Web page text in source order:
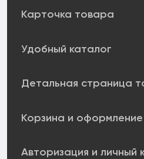
Карточка товара
Удобный каталог
Детальная страница
Корзина и оформление
Авторизация и личный